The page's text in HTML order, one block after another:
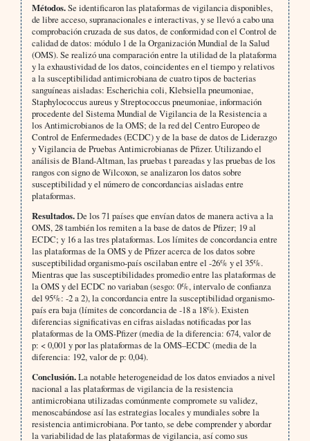
Métodos.Se identificaron las plataformas de vigilancia disponibles,
de libre acceso, supranacionales e interactivas, y se llevó a cabo una
comprobación cruzada de sus datos, de conformidad con el Control de
calidad de datos: módulo 1 de la Organización Mundial de la Salud
(OMS). Se realizó una comparación entre la utilidad de la plataforma
y la exhaustividad de los datos, coincidentes en el tiempo y relativos
a la susceptibilidad antimicrobiana de cuatro tipos de bacterias
sanguíneas aisladas: Escherichia coli, Klebsiella pneumoniae,
Staphylococcus aureus y Streptococcus pneumoniae, información
procedente del Sistema Mundial de Vigilancia de la Resistencia a
los Antimicrobianos de la OMS; de la red del Centro Europeo de
Control de Enfermedades (ECDC) y de la base de datos de Liderazgo
y Vigilancia de Pruebas Antimicrobianas de Pfizer. Utilizando el
análisis de Bland-Altman, las pruebas t pareadas y las pruebas de los
rangos con signo de Wilcoxon, se analizaron los datos sobre
susceptibilidad y el número de concordancias aisladas entre
plataformas.
Resultados.De los 71 países que envían datos de manera activa a la
OMS, 28 también los remiten a la base de datos de Pfizer; 19 al
ECDC; y 16 a las tres plataformas. Los límites de concordancia entre
las plataformas de la OMS y de Pfizer acerca de los datos sobre
susceptibilidad organismo-país oscilaban entre el -26% y el 35%.
Mientras que las susceptibilidades promedio entre las plataformas de
la OMS y del ECDC no variaban (sesgo: 0%, intervalo de confianza
del 95%: -2 a 2), la concordancia entre la susceptibilidad organismo-
país era baja (límites de concordancia de -18 a 18%). Existen
diferencias significativas en cifras aisladas notificadas por las
plataformas de la OMS-Pfizer (media de la diferencia: 674, valor de
p: < 0,001 y por las plataformas de la OMS–ECDC (media de la
diferencia: 192, valor de p: 0,04).
Conclusión.La notable heterogeneidad de los datos enviados a nivel
nacional a las plataformas de vigilancia de la resistencia
antimicrobiana utilizadas comúnmente compromete su validez,
menoscabándose así las estrategias locales y mundiales sobre la
resistencia antimicrobiana. Por tanto, se debe comprender y abordar
la variabilidad de las plataformas de vigilancia, así como sus